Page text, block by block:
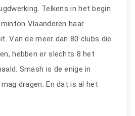
Telkens in het begin
Vlaanderen haar
Van de meer dan 80 clubs die
hebben er slechts 8 het
Smash is de enige in
dragen. En dat is al het